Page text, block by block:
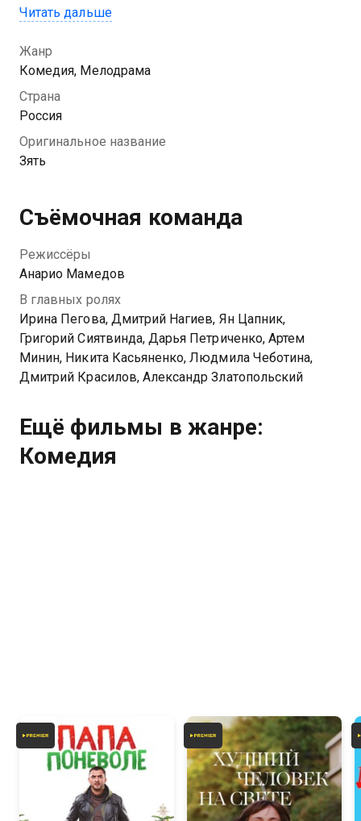
и сверстником отца Антоном. Олег выступает
их с Антоном бурной молодости было немало ярких
моментов. И некоторые события прошлого
образцовый отец семейства предпочитает оставить
в тайне.
Читать дальше
Жанр
Комедия, Мелодрама
Страна
Россия
Оригинальное название
Зять
Съёмочная команда
Режиссёры
Анарио Мамедов
В главных ролях
Ирина Пегова, Дмитрий Нагиев, Ян Цапник,
Григорий Сиятвинда, Дарья Петриченко, Артем
Минин, Никита Касьяненко, Людмила Чеботина,
Дмитрий Красилов, Александр Златопольский
Ещё фильмы в жанре:
Комедия